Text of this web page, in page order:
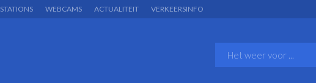
STATIONS WEBCAMS ACTUALITEIT VERKEERSINFO